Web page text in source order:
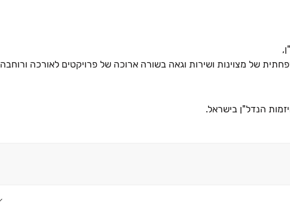
של מצוינות ושירות וגאה בשורה ארוכה של פרויקטים לאורכה ורוחבה
הנדל"ן בישראל.